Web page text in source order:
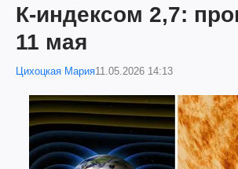
К-индексом 2,7:
11 мая
Цихоцкая Мария11.05.2026 14:13